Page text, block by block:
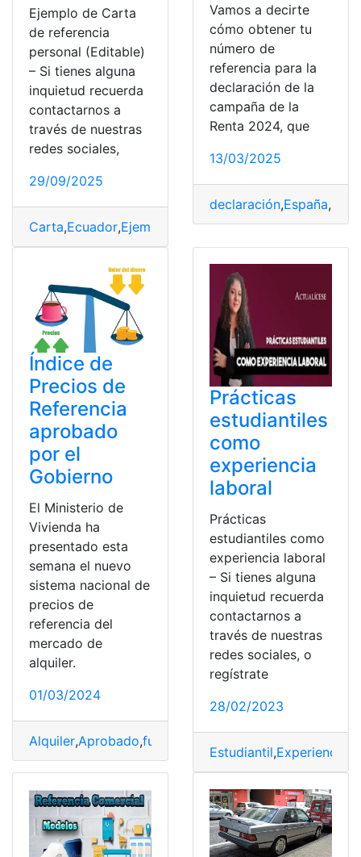
Ejemplo de Carta
de referencia
personal (Editable)
– Si tienes alguna
inquietud recuerda
contactarnos a
través de nuestras
redes sociales,
29/09/2025
Carta,Ecuador,Ejemplo Ejemplos,Modelo,Referencia,
Vamos a decirte
cómo obtener tu
número de
referencia para la
declaración de la
campaña de la
Renta 2024, que
13/03/2025
declaración,España,
Índice de
Precios de
Referencia
aprobado
por el
Gobierno
El Ministerio de
Vivienda ha
presentado esta
semana el nuevo
sistema nacional de
precios de
referencia del
mercado de
alquiler.
01/03/2024
Alquiler,Aprobado,funciona
Prácticas
estudiantiles
como
experiencia
laboral
Prácticas
estudiantiles como
experiencia laboral
– Si tienes alguna
inquietud recuerda
contactarnos a
través de nuestras
redes sociales, o
regístrate
28/02/2023
Estudiantil,Experiencia